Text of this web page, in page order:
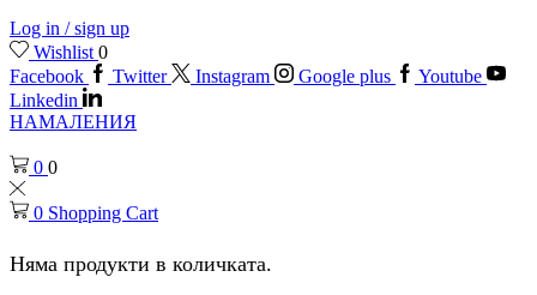
Log in / sign up
Wishlist 0
Facebook
Twitter Instagram Google plus
Youtube
Linkedin
НАМАЛЕНИЯ
0 0
0 Shopping Cart
Няма продукти в количката.